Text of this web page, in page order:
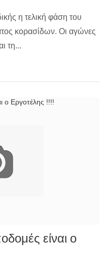
η τελική φάση του
κορασίδων. Οι αγώνες
τη...
είναι ο